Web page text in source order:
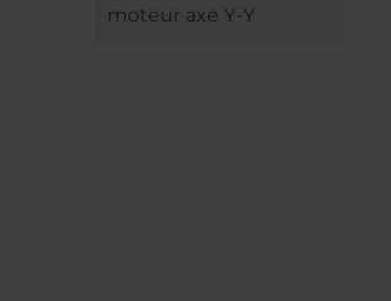
moteur axe Y-Y